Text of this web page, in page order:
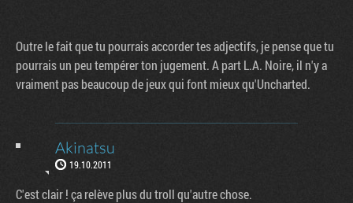
Outre le fait que tu pourrais accorder tes adjectifs, je pense que tu
pourrais un peu tempérer ton jugement. A part L.A. Noire, il n'y a
vraiment pas beaucoup de jeux qui font mieux qu'Uncharted.
Akinatsu
19.10.2011
C'est clair ! ça relève plus du troll qu'autre chose.